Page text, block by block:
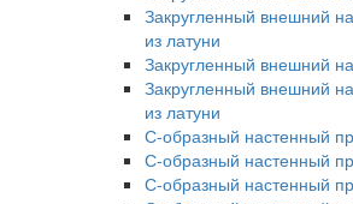
Закругленный внешний
из латуни
Закругленный внешний
Закругленный внешний
из латуни
С-образный настенный
С-образный настенный
С-образный настенный